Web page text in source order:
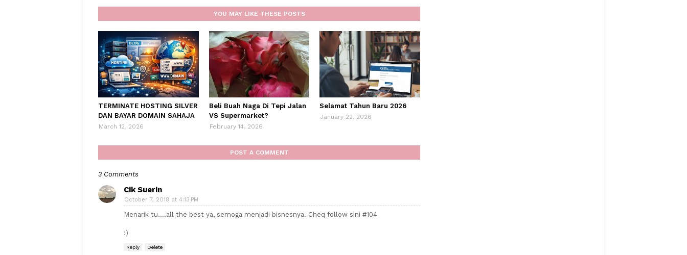
YOU MAY LIKE THESE POSTS
TERMINATE HOSTING SILVER
DAN BAYAR DOMAIN SAHAJA
March 12, 2026
Beli Buah Naga Di Tepi Jalan
VS Supermarket?
February 14, 2026
Selamat Tahun Baru 2026
January 22, 2026
POST A COMMENT
3 Comments
Cik Suerin
October 7, 2018 at 4:13 PM
Menarik tu....all the best ya, semoga menjadi bisnesnya. Cheq follow sini #104
:)
Reply Delete